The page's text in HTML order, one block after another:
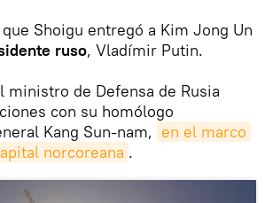
Shoigu entregó a Kim Jong Un
ruso, Vladímir Putin.
de Defensa de Rusia
con su homólogo
Kang Sun-nam, en el marco
norcoreana .